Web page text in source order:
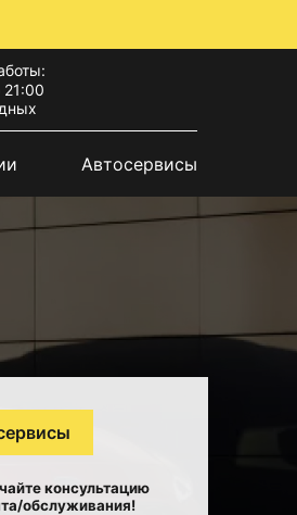
Автосервисы
консультацию
обслуживания!